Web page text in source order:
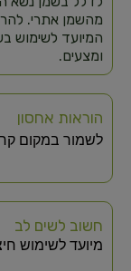
מהשמן אתרי.
המיועד לשימוש
ומצעים.
הוראות אחסון
לשמור במקום
חשוב לשים לב
מיועד לשימוש